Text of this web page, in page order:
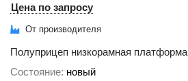
Цена по запросу
От производителя
Полуприцеп низкорамная платформа
Состояние новый